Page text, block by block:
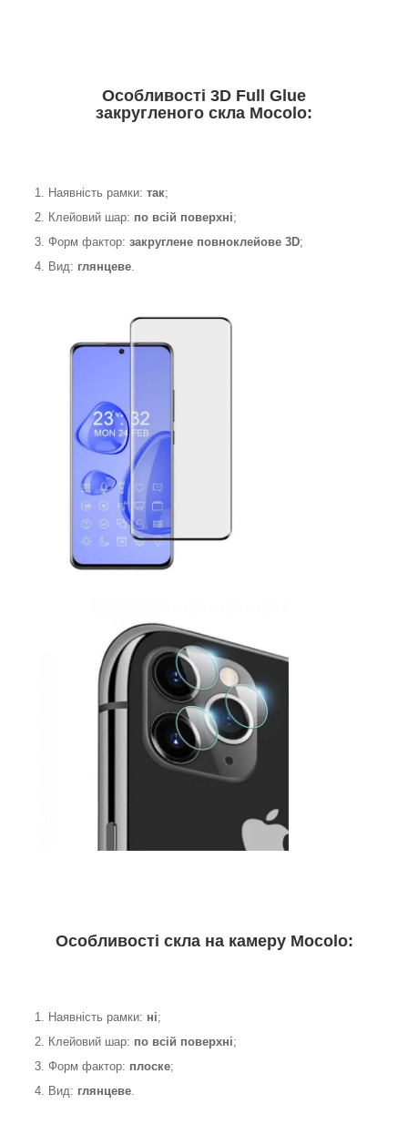
Особливості 3D Full Glue
закругленого скла Mocolo:
1. Наявність рамки: так;
2. Клейовий шар: по всій поверхні;
3. Форм фактор: закруглене повноклейове 3D;
4. Вид: глянцеве.
Особливості скла на камеру Mocolo:
1. Наявність рамки: ні;
2. Клейовий шар: по всій поверхні;
3. Форм фактор: плоске;
4. Вид: глянцеве.